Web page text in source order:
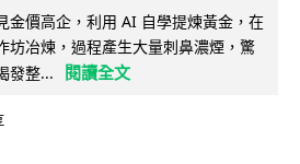
金價高企，利用 AI 自學提煉黃金，在
坊冶煉，過程產生大量刺鼻濃煙，驚
發整...
閱讀全文